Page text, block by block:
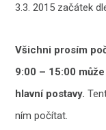
3.3. 2015 začátek
Všichni prosím
9:00 – 15:00
hlavní postavy.
ním počítat.